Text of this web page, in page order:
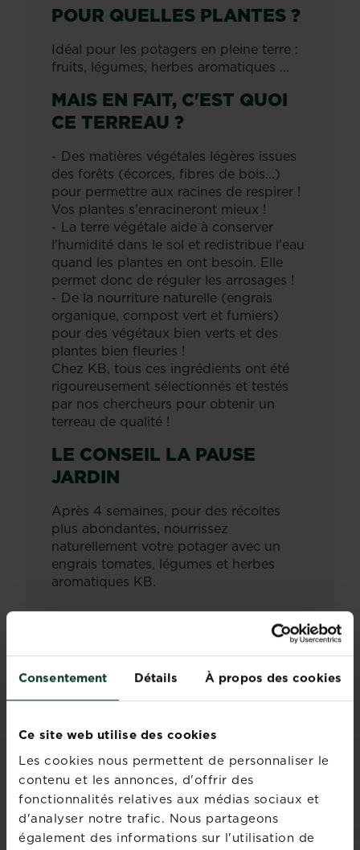
Consentement Détails À propos des cookies
Ce site web utilise des cookies
Les cookies nous permettent de personnaliser le
contenu et les annonces, d'offrir des
fonctionnalités relatives aux médias sociaux et
d'analyser notre trafic. Nous partageons
également des informations sur l'utilisation de
POUR QUELLES PLANTES ?
Idéal pour les potagers en pleine terre :
fruits, légumes, herbes aromatiques ...
MAIS EN FAIT, C'EST QUOI
CE TERREAU ?
- Des matières végétales légères issues
des forêts (écorces, fibres de bois...)
pour permettre aux racines de respirer !
Vos plantes s'enracineront mieux !
- La terre végétale aide à conserver
l'humidité dans le sol et redistribue l'eau
quand les plantes en ont besoin. Elle
permet donc de réguler les arrosages !
- De la nourriture naturelle (engrais
organique, compost vert et fumiers)
pour des végétaux bien verts et des
plantes bien fleuries !
Chez KB, tous ces ingrédients ont été
rigoureusement sélectionnés et testés
par nos chercheurs pour obtenir un
terreau de qualité !
LE CONSEIL LA PAUSE
JARDIN
Après 4 semaines, pour des récoltes
plus abondantes, nourrissez
naturellement votre potager avec un
engrais tomates, légumes et herbes
aromatiques KB.
PRODUITS ASSOCIÉS